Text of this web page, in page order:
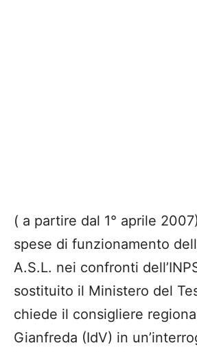
( a partire dal 1° aprile
spese di funzionamento
A.S.L. nei confronti
sostituito il Ministero del
chiede il consigliere
Gianfreda (IdV) in